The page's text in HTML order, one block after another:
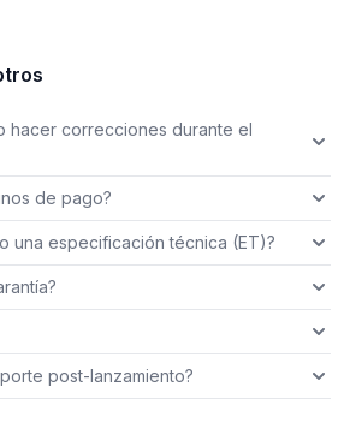
hacer correcciones durante el
de pago?
una especificación técnica (ET)?
post-lanzamiento?